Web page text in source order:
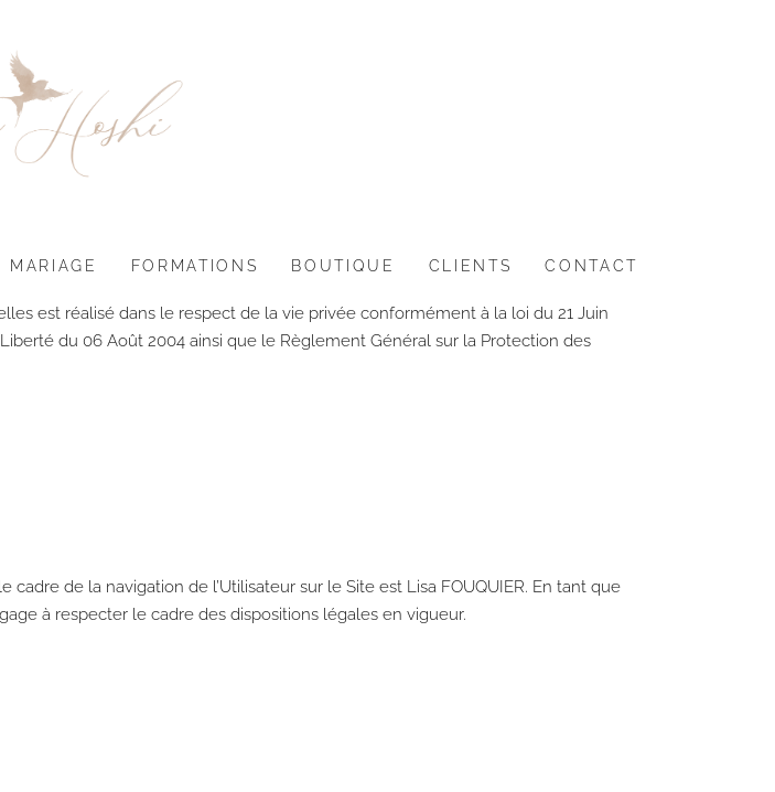
MARIAGE FORMATIONS BOUTIQUE CLIENTS CONTACT
est réalisé dans le respect de la vie privée conformément à la loi du 21 Juin
du 06 Août 2004 ainsi que le Règlement Général sur la Protection des
de la navigation de l’Utilisateur sur le Site est Lisa FOUQUIER. En tant que
à respecter le cadre des dispositions légales en vigueur.